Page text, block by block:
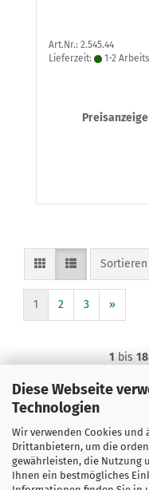
Diese Webseite
Technologien
Wir verwenden Cookies und
Drittanbietern, um die
gewährleisten, die Nutzung
Ihnen ein bestmögliches
Art.Nr.: 2.545.44
Lieferzeit:
1-2
1 2 3 »
1 bis 18